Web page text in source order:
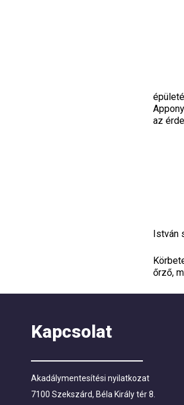
az
István
őrző,
Kapcsolat
Akadálymentesítési nyilatkozat
7100 Szekszárd, Béla Király tér 8.